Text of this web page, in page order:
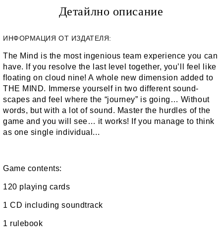
Детайлно описание
ИНФОРМАЦИЯ ОТ ИЗДАТЕЛЯ:
The Mind is the most ingenious team experience you can
have. If you resolve the last level together, you’ll feel like
floating on cloud nine! A whole new dimension added to
THE MIND. Immerse yourself in two different sound-
scapes and feel where the “journey” is going… Without
words, but with a lot of sound. Master the hurdles of the
game and you will see… it works! If you manage to think
as one single individual...
Game contents:
120 playing cards
1 CD including soundtrack
1 rulebook